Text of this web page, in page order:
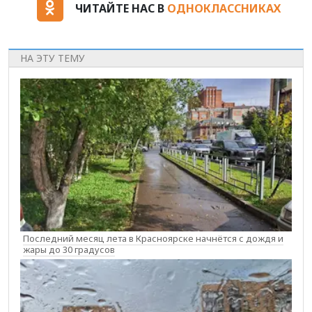
ЧИТАЙТЕ НАС В ОДНОКЛАССНИКАХ
НА ЭТУ ТЕМУ
Последний месяц лета в Красноярске начнётся с дождя и
жары до 30 градусов